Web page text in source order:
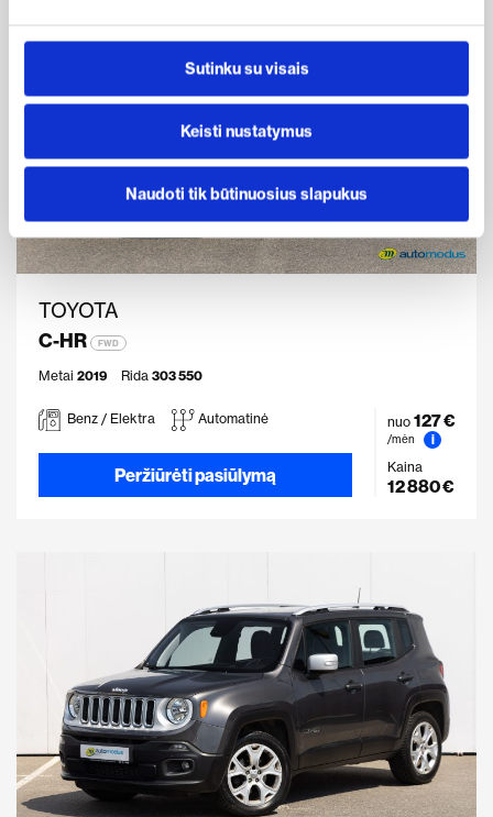
Sutinku su visais
Keisti nustatymus
Naudoti tik būtinuosius slapukus
TOYOTA
C-HR
FWD
Metai 2019 Rida 303 550
Benz / Elektra Automatinė
Peržiūrėti pasiūlymą
nuo 127 €
/mėn
i
Kaina
12 880 €